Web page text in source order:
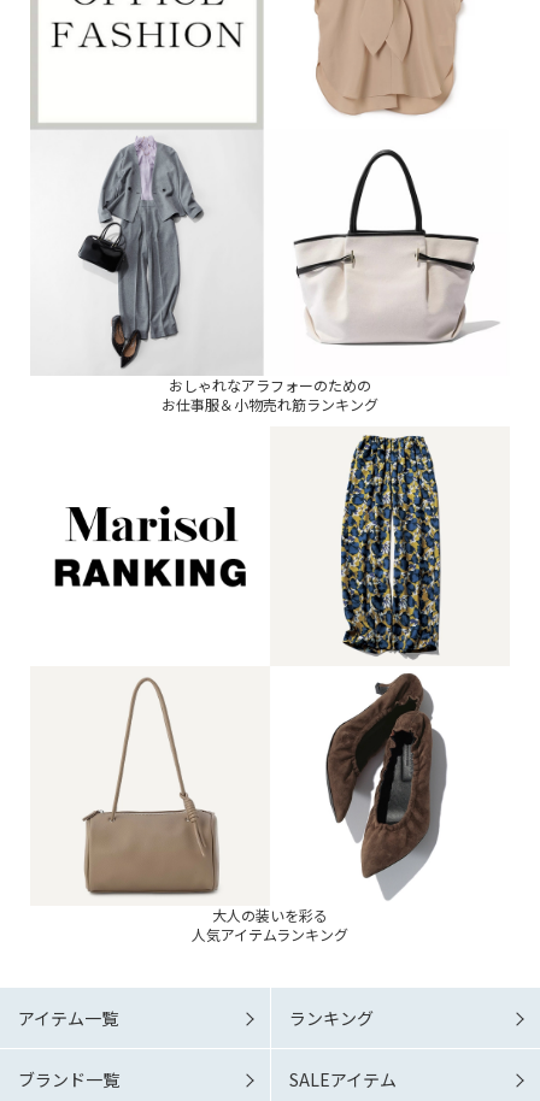
おしゃれなアラフォーのための
お仕事服＆小物売れ筋ランキング
大人の装いを彩る
人気アイテムランキング
アイテム一覧 ランキング
ブランド一覧 SALEアイテム